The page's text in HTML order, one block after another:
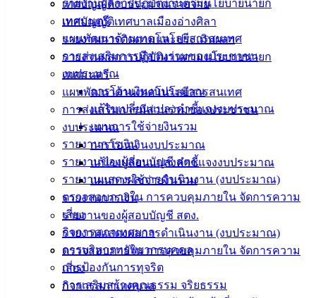
รายงานผลการปฏิบัติงานตามนโยบายนายก
เทศมนตรี
แผนพัฒนาด้านเทคโนโลยีสารสนเทศ
การส่งเสริมการมีส่วนร่วมของประชาชน
งบประมาณ
การโอนเงินงบประมาณ
แก้ไขเปลี่ยนแปลงคำชี้แจงงบประมาณ
แผนการใช้จ่ายงินรวม
รายงานการเงิน
รายงานของผู้สอบบัญชี สตง.
รายงานแสดงผลการดำเนินงาน (งบประมาณ)
ตรวจสอบภายใน การควบคุมภายใน จัดการความ
เสี่ยง
กิจการสภาเทศบาล
การบริหารทรัพยากรบุคคล
การป้องกันการทุจริต
การเสริมสร้างคุณธรรม จริยธรรม
เทศบัญญัติงบประมาณรายจ่าย
เทศบัญญัติเทศบาลเมืองอ่างศิลา
รายงานการติดตามและประเมินผลฯ
รายงานผลการปฏิบัติงานตามนโยบายนายก
เทศมนตรี
แผนพัฒนาด้านเทคโนโลยีสารสนเทศ
การส่งเสริมการมีส่วนร่วมของประชาชน
งบประมาณ
การโอนเงินงบประมาณ
แก้ไขเปลี่ยนแปลงคำชี้แจงงบประมาณ
แผนการใช้จ่ายงินรวม
รายงานการเงิน
รายงานของผู้สอบบัญชี สตง.
รายงานแสดงผลการดำเนินงาน (งบประมาณ)
ตรวจสอบภายใน การควบคุมภายใน จัดการความ
เสี่ยง
กิจการสภาเทศบาล
สำนักงาน
เทศบาลเมือง
อ่างศิลา 90/338
ม.3 ต.เสม็ด
อ.เมือง จ.ชลบุรี
038-
142-100-104
บริการ
ประชาชน
ดาวน์โหลด
แบบ
ฟอร์ม,